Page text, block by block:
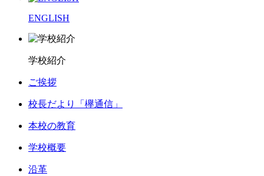
ENGLISH
学校紹介
ご挨拶
校長だより「欅通信」
本校の教育
学校概要
沿革